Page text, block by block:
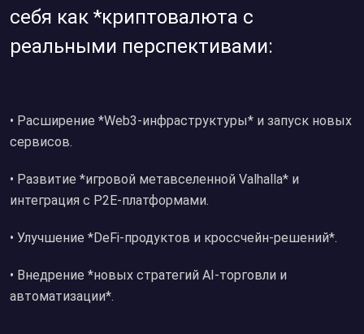
себя как *криптовалюта с
реальными перспективами:
•⁠ ⁠Расширение *Web3-инфраструктуры* и запуск новых
сервисов.
•⁠ ⁠Развитие *игровой метавселенной Valhalla* и
интеграция с P2E-платформами.
•⁠ ⁠Улучшение *DeFi-продуктов и кроссчейн-решений*.
•⁠ ⁠Внедрение *новых стратегий AI-торговли и
автоматизации*.